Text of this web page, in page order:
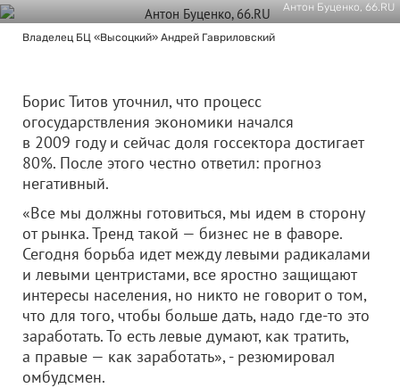
Антон Буценко, 66.RU
Владелец БЦ «Высоцкий» Андрей Гавриловский
Борис Титов уточнил, что процесс
огосударствления экономики начался
в 2009 году и сейчас доля госсектора достигает
80%. После этого честно ответил: прогноз
негативный.
«Все мы должны готовиться, мы идем в сторону
от рынка. Тренд такой — бизнес не в фаворе.
Сегодня борьба идет между левыми радикалами
и левыми центристами, все яростно защищают
интересы населения, но никто не говорит о том,
что для того, чтобы больше дать, надо где-то это
заработать. То есть левые думают, как тратить,
а правые — как заработать», - резюмировал
омбудсмен.